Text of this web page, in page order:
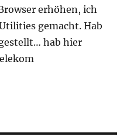
erhöhen, ich
gemacht. Hab
hab hier